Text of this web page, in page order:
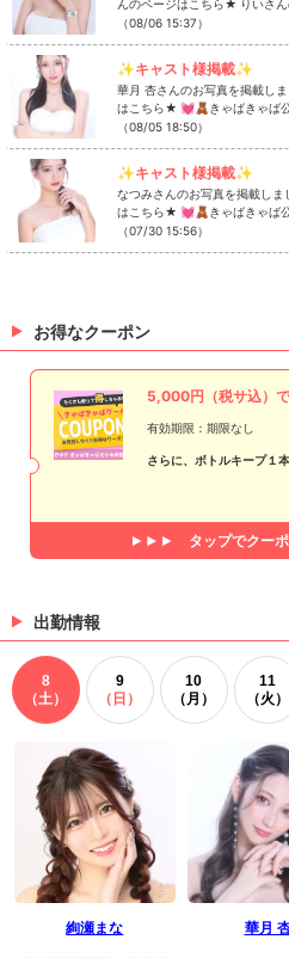
んのページはこちら★ りいさ
ゃば公式SNSをチェック🧸💓
（08/06 15:37）
✨キャスト様掲載✨
華月 杏さんのお写真を掲載し
はこちら★ 💓🧸きゃばきゃば
・Instagram ・Twitter ・
（08/05 18:50）
✨キャスト様掲載✨
なつみさんのお写真を掲載し
はこちら★ 💓🧸きゃばきゃば
・Instagram ・Twitter ・
（07/30 15:56）
お得なクーポン
5,000円（税サ込）で
有効期限：期限なし
さらに、ボトルキープ１
タップでクー
出勤情報
8
（土）
9
（日）
10
（月）
11
（火）
絢瀬まな 華月